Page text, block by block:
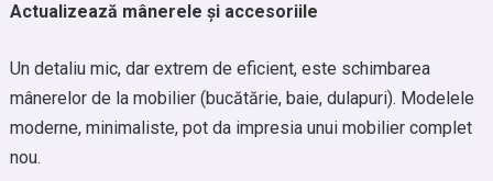
Actualizează mânerele și accesoriile
Un detaliu mic, dar extrem de eficient, este schimbarea
mânerelor de la mobilier (bucătărie, baie, dulapuri). Modelele
moderne, minimaliste, pot da impresia unui mobilier complet
nou.